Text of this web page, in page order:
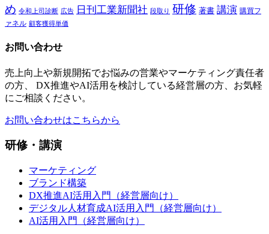
め 令和上司診断 広告 日刊工業新聞社 段取り 研修 著書 講演 購買フ
ァネル 顧客獲得単価
お問い合わせ
売上向上や新規開拓でお悩みの営業やマーケティング責任者
の方、 DX推進やAI活用を検討している経営層の方、お気軽
にご相談ください。
お問い合わせはこちらから
研修・講演
マーケティング
ブランド構築
DX推進AI活用入門（経営層向け）
デジタル人材育成AI活用入門（経営層向け）
AI活用入門（経営層向け）